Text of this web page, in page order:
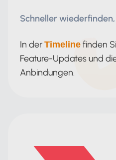
Schneller
In der Timeline finden
Feature-Updates und
Anbindungen.